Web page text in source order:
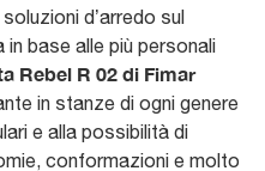
d’arredo sul
base alle più personali
Rebel R 02 di Fimar
in stanze di ogni genere
e alla possibilità di
conformazioni e molto